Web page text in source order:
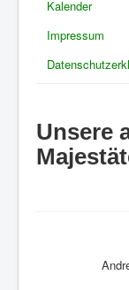
Kalender
Impressum
Unsere